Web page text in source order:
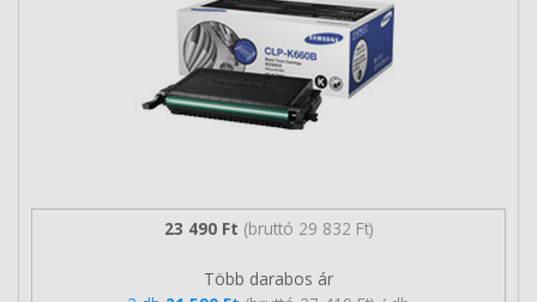
23 490 Ft (bruttó 29 832 Ft)
Több darabos ár